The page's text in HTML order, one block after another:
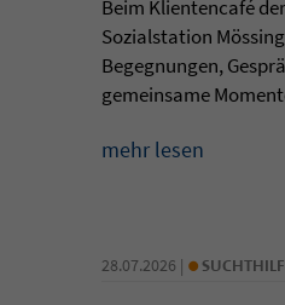
Beim Klientencafé
Sozialstation
Begegnungen,
gemeinsame
mehr lesen
28.07.2026 | •